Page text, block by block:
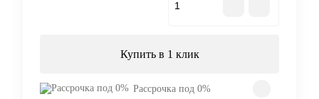
Купить в 1 клик
Рассрочка под 0%